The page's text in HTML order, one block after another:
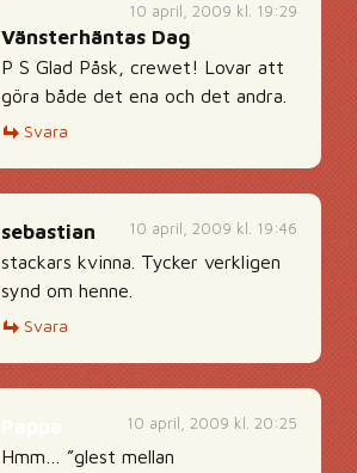
10 april, 2009 kl. 19:29
Vänsterhäntas Dag
P S Glad Påsk, crewet! Lovar att
göra både det ena och det andra.
Svara
10 april, 2009 kl. 19:46
sebastian
stackars kvinna. Tycker verkligen
synd om henne.
Svara
10 april, 2009 kl. 20:25
Hmm… ”glest mellan